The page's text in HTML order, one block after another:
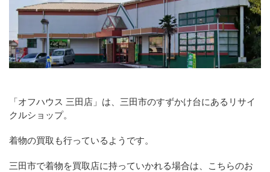
「オフハウス 三田店」は、三田市のすずかけ台にあるリサイ
クルショップ。
着物の買取も行っているようです。
三田市で着物を買取店に持っていかれる場合は、こちらのお